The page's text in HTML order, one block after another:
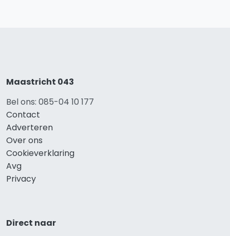
Maastricht 043
Bel ons: 085-04 10 177
Contact
Adverteren
Over ons
Cookieverklaring
Avg
Privacy
Direct naar